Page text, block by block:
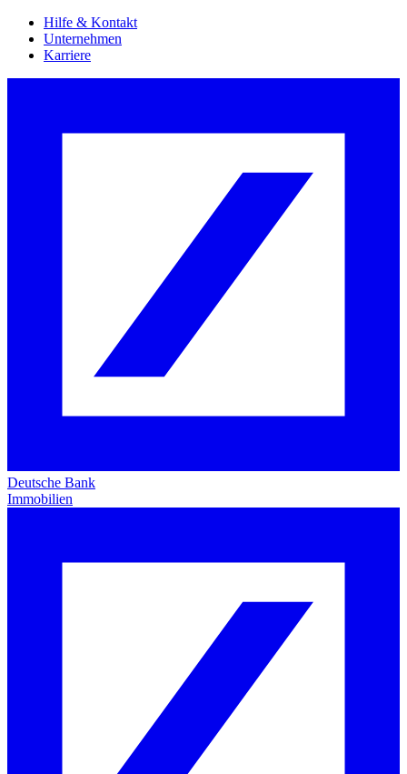
Hilfe & Kontakt
Unternehmen
Karriere
Deutsche Bank
Immobilien